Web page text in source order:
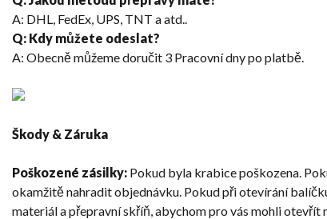
A: DHL, FedEx, UPS, TNT a atd..
Q: Kdy můžete odeslat?
A: Obecně můžeme doručit 3 Pracovní dny po platbě.
Škody & Záruka
Poškozené zásilky: Pokud byla krabice poškozena.
okamžitě nahradit objednávku. Pokud při otevírání
materiál a přepravní skříň, abychom pro vás mohli